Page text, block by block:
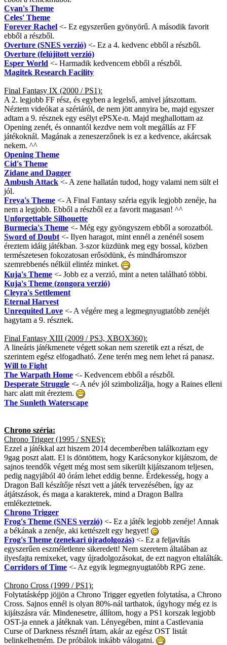
Cyan's Theme
Celes' Theme
Forever Rachel <- Ez egyszerűen gyönyörű. A második favorit
ebből a részből.
Overture (SNES verzió) <- Ez a 4. kedvenc ebből a részből.
Overture (felújított verzió)
Esper World <- Harmadik kedvencem ebből a részből.
Magitek Research Facility
Final Fantasy IX (2000 / PS1):
A 2. legjobb FF rész, és egyben a legelső, amivel játszottam.
Néztem videókat a szériáról, de nem jött annyira be, majd egyszer
adtam a 9. résznek egy esélyt ePSXe-n. Majd meghallottam az
Opening zenét, és onnantól kezdve nem volt megállás az FF
játékoknál. Magának a zeneszerzőnek is ez a kedvence, akárcsak
nekem. ^^
Opening Theme
Cid's Theme
Zidane and Dagger
Ambush Attack <- A zene hallatán tudod, hogy valami nem sült el
jól.
Freya's Theme <- A Final Fantasy széria egyik legjobb zenéje, ha
nem a legjobb. Ebből a részből ez a favorit magasan! ^^
Unforgettable Silhouette
Burmecia's Theme <- Még egy gyöngyszem ebből a sorozatból.
Sword of Doubt <- Ilyen haragot, mint ennél a zenénél sosem
éreztem idáig játékban. 3-szor küzdünk meg egy bossal, közben
természetesen fokozatosan erősödünk, és mindháromszor
szemrebbenés nélkül elintéz minket.
Kuja's Theme <- Jobb ez a verzió, mint a neten található többi.
Kuja's Theme (zongora verzió)
Cleyra's Settlement
Eternal Harvest
Unrequited Love <- A végére meg a legmegnyugtatóbb zenéjét
hagytam a 9. résznek.
Final Fantasy XIII (2009 / PS3, XBOX360):
A lineáris játékmenete végett sokan nem szeretik ezt a részt, de
szerintem egész elfogadható. Zene terén meg nem lehet rá panasz.
Will to Fight
The Warpath Home <- Kedvencem ebből a részből.
Desperate Struggle <- A név jól szimbolizálja, hogy a Raines elleni
harc alatt mit éreztem.
The Sunleth Waterscape
Chrono széria:
Chrono Trigger (1995 / SNES):
Ezzel a játékkal azt hiszem 2014 decemberében találkoztam egy
9gag poszt alatt. El is döntöttem, hogy Karácsonykor kijátszom, de
sajnos teendők végett még most sem sikerült kijátszanom teljesen,
pedig nagyjából 40 órám lehet eddig benne. Érdekesség, hogy a
Dragon Ball készítője részt vett a játék tervezésében, így az
átjátszások, és maga a karakterek, mind a Dragon Ballra
emlékeztetnek.
Chrono Trigger
Frog's Theme (SNES verzió) <- Ez a játék legjobb zenéje! Annak
a békának a zenéje, aki kettészelt egy hegyet!
Frog's Theme (zenekari újradolgozás) <- Ez a feljavítás
egyszerűen eszméletlenre sikeredett! Nem szeretem általában az
ilyesfajta remixeket, vagy újradolgozásokat, de ezt nagyon eltalálták.
Corridors of Time <- Az egyik legmegnyugtatóbb RPG zene.
Chrono Cross (1999 / PS1):
Folytatásképp jöjjön a Chrono Trigger egyetlen folytatása, a Chrono
Cross. Sajnos ennél is olyan 80%-nál tarthatok, úgyhogy még ez is
kijátszásra vár. Mindenesetre, állítom, hogy a PS1 korszak legjobb
OST-ja ennek a játéknak van. Lényegében, mint a Castlevania
Curse of Darkness résznél írtam, akár az egész OST listát
belinkelhetném. De próbálok inkább válogatni.